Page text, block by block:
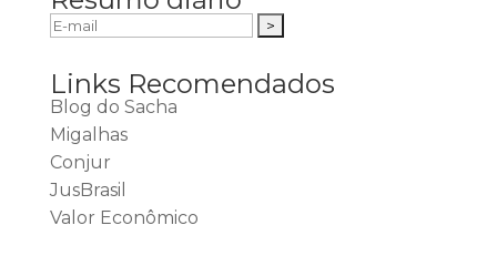
Links Recomendados
Blog do Sacha
Migalhas
Conjur
JusBrasil
Valor Econômico